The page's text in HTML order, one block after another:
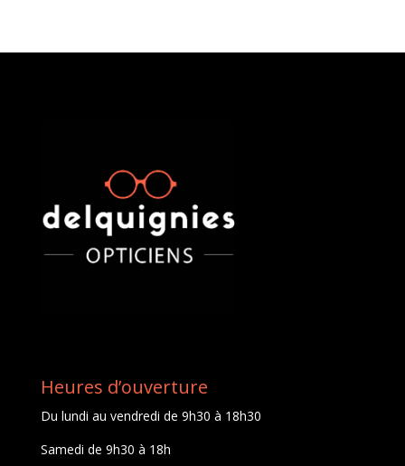
Heures d’ouverture
Du lundi au vendredi de 9h30 à 18h30
Samedi de 9h30 à 18h